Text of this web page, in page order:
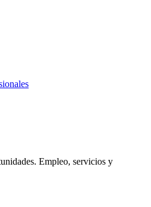
Empleo, servicios y